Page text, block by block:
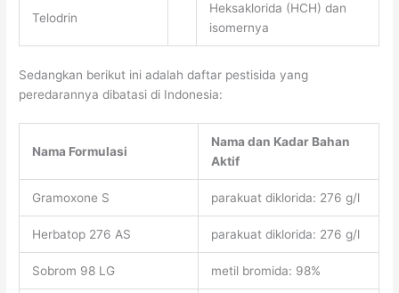
Telodrin
Heksaklorida (HCH) dan
isomernya
Sedangkan berikut ini adalah daftar pestisida yang
peredarannya dibatasi di Indonesia:
Nama Formulasi
Nama dan Kadar Bahan
Aktif
Gramoxone S parakuat diklorida: 276 g/l
Herbatop 276 AS parakuat diklorida: 276 g/l
Sobrom 98 LG metil bromida: 98%